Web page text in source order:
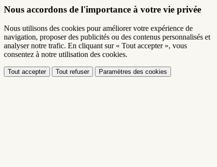
Nous accordons de l'importance à votre vie privée
Nous utilisons des cookies pour améliorer votre expérience de
navigation, proposer des publicités ou des contenus personnalisés et
analyser notre trafic. En cliquant sur « Tout accepter », vous
consentez à notre utilisation des cookies.
Tout accepter Tout refuser Paramètres des cookies